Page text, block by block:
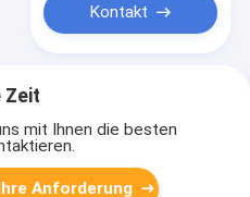
Kontakt
Zeit
mit Ihnen die besten
Anforderung